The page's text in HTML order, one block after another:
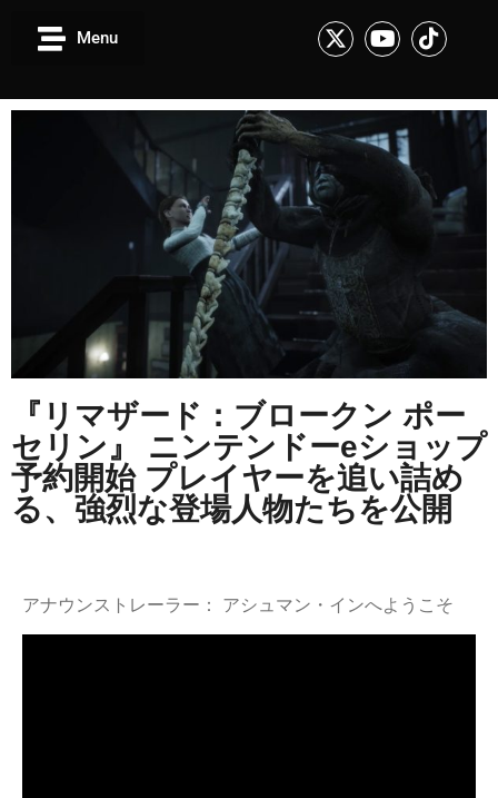
Menu
『リマザード：ブロークン ポー
セリン』 ニンテンドーeショップ
予約開始 プレイヤーを追い詰め
る、強烈な登場人物たちを公開
アナウンストレーラー： アシュマン・インへようこそ